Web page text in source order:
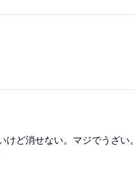
ど消せない。マジでうざ